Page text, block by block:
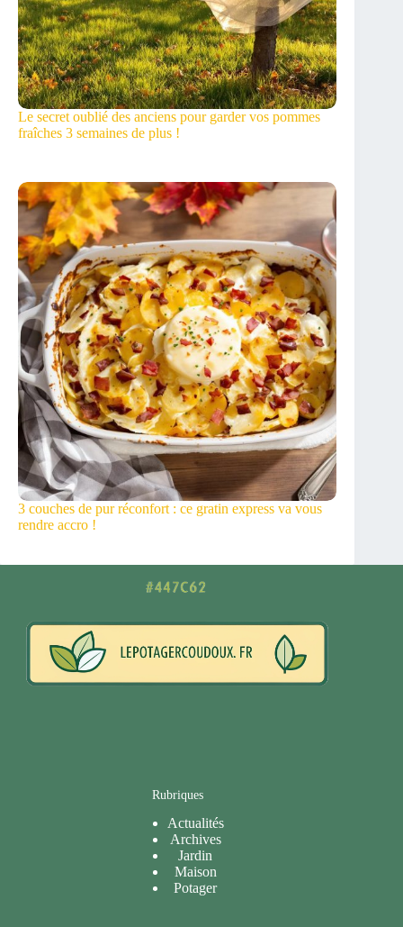
Le secret oublié des anciens pour garder vos pommes
fraîches 3 semaines de plus !
3 couches de pur réconfort : ce gratin express va vous
rendre accro !
Rubriques
Actualités
Archives
Jardin
Maison
Potager